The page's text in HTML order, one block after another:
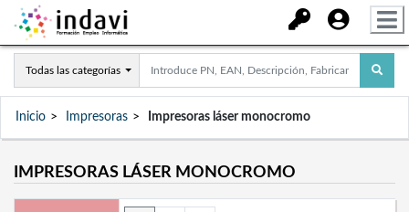
Todas las categorías
Inicio Impresoras Impresoras láser monocromo
IMPRESORAS LÁSER MONOCROMO